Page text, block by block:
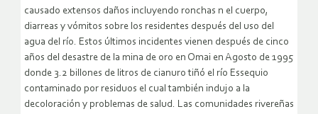
causado extensos daños incluyendo ronchas n el cuerpo,
diarreas y vómitos sobre los residentes después del uso del
agua del río. Estos últimos incidentes vienen después de cinco
años del desastre de la mina de oro en Omai en Agosto de 1995
donde 3.2 billones de litros de cianuro tiñó el río Essequio
contaminado por residuos el cual también indujo a la
decoloración y problemas de salud. Las comunidades rivereñas